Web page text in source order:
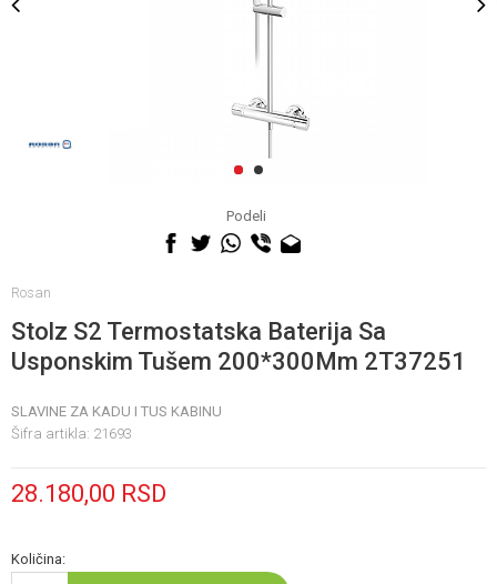
1 2
Podeli
Rosan
Stolz S2 Termostatska Baterija Sa
Usponskim Tušem 200*300Mm 2T37251
SLAVINE ZA KADU I TUS KABINU
Šifra artikla: 21693
28.180,00 RSD
Količina: